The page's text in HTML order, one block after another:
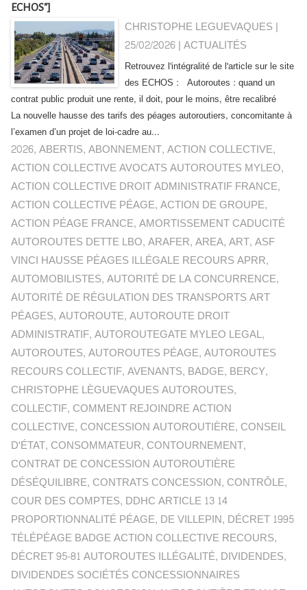
ECHOS"]
CHRISTOPHE LEGUEVAQUES |
25/02/2026|ACTUALITÉS
Retrouvez l'intégralité de l'article sur le site
des ECHOS : Autoroutes : quand un
contrat public produit une rente, il doit, pour le moins, être recalibré
La nouvelle hausse des tarifs des péages autoroutiers, concomitante à
l’examen d’un projet de loi-cadre au...
2026,ABERTIS,ABONNEMENT,ACTION COLLECTIVE,
ACTION COLLECTIVE AVOCATS AUTOROUTES MYLEO,
ACTION COLLECTIVE DROIT ADMINISTRATIF FRANCE,
ACTION COLLECTIVE PÉAGE,ACTION DE GROUPE,
ACTION PÉAGE FRANCE,AMORTISSEMENT CADUCITÉ
AUTOROUTES DETTE LBO,ARAFER,AREA,ART,ASF
VINCI HAUSSE PÉAGES ILLÉGALE RECOURS APRR,
AUTOMOBILISTES,AUTORITÉ DE LA CONCURRENCE,
AUTORITÉ DE RÉGULATION DES TRANSPORTS ART
PÉAGES,AUTOROUTE,AUTOROUTE DROIT
ADMINISTRATIF,AUTOROUTEGATE MYLEO LEGAL,
AUTOROUTES,AUTOROUTES PÉAGE,AUTOROUTES
RECOURS COLLECTIF,AVENANTS, BADGE, BERCY,
CHRISTOPHE LÈGUEVAQUES AUTOROUTES,
COLLECTIF, COMMENT REJOINDRE ACTION
COLLECTIVE, CONCESSION AUTOROUTIÈRE, CONSEIL
D'ÉTAT, CONSOMMATEUR, CONTOURNEMENT,
CONTRAT DE CONCESSION AUTOROUTIÈRE
DÉSÉQUILIBRE, CONTRATS CONCESSION, CONTRÔLE,
COUR DES COMPTES, DDHC ARTICLE 13 14
PROPORTIONNALITÉ PÉAGE, DE VILLEPIN, DÉCRET 1995
TÉLÉPÉAGE BADGE ACTION COLLECTIVE RECOURS,
DÉCRET 95-81 AUTOROUTES ILLÉGALITÉ, DIVIDENDES,
DIVIDENDES SOCIÉTÉS CONCESSIONNAIRES